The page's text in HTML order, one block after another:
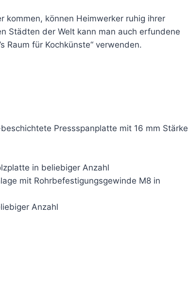
kommen, können Heimwerker ruhig ihrer
Städten der Welt kann man auch erfundene
Raum für Kochkünste“ verwenden.
Pressspanplatte mit 16 mm Stärke
in beliebiger Anzahl
mit Rohrbefestigungsgewinde M8 in
Anzahl